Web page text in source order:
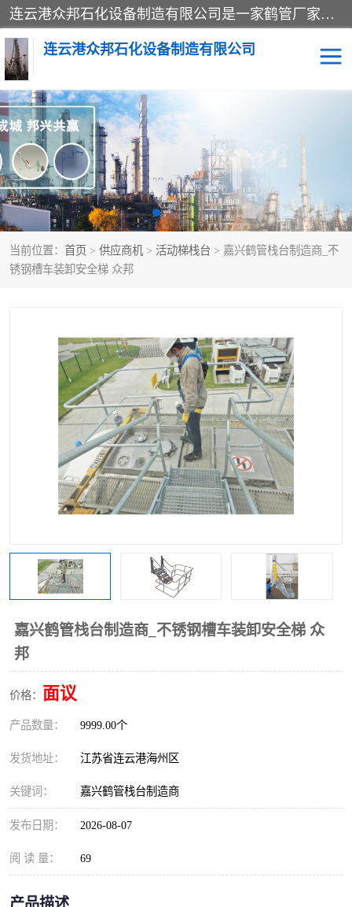
连云港众邦石化设备制造有限公司是一家鹤管厂家主营：鹤管、装车鹤管等，是致力于石油、石化等流体装卸设备(主要产品如鹤管、输油臂、脱缆钩等)的咨询、设计、制造、检测、安装指导、系统调试、维修维护等业务的公司。
连云港众邦石化设备制造有限公司
当前位置： 首页 > 供应商机 > 活动梯栈台 > 嘉兴鹤管栈台制造商_不
锈钢槽车装卸安全梯 众邦
嘉兴鹤管栈台制造商_不锈钢槽车装卸安全梯 众
邦
价格： 面议
产品数量： 9999.00个
发货地址： 江苏省连云港海州区
关键词： 嘉兴鹤管栈台制造商
发布日期： 2026-08-07
阅 读 量： 69
产品描述
鹤管 顶部装卸鹤管
底部装卸鹤管 LNG低温鹤管
液氨鹤管 液化气鹤管
鹤管配件 活动梯栈台